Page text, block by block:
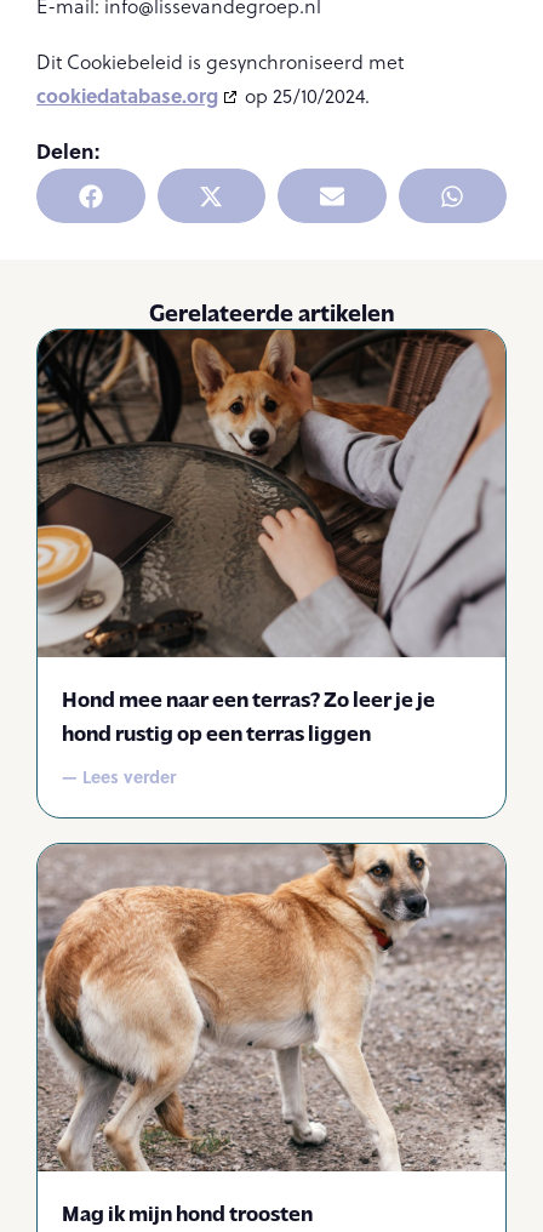
Delen:
E-mail: info@lissevandegroep.nl
Dit Cookiebeleid is gesynchroniseerd met
cookiedatabase.org op 25/10/2024.
Gerelateerde artikelen
Hond mee naar een terras? Zo leer je je
hond rustig op een terras liggen
— Lees verder
Mag ik mijn hond troosten